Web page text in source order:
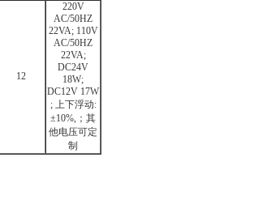
12
220V
AC/50HZ
22VA; 110V
AC/50HZ
22VA;
DC24V
18W;
DC12V 17W
; 上下浮动:
±10%,；其
他电压可定
制